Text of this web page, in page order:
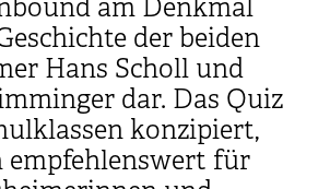
am Denkmal
der beiden
Hans Scholl und
dar. Das Quiz
konzipiert,
empfehlenswert für